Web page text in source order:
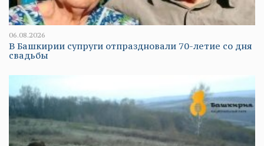
06.08.2026
В Башкирии супруги отпраздновали 70-летие со дня
свадьбы